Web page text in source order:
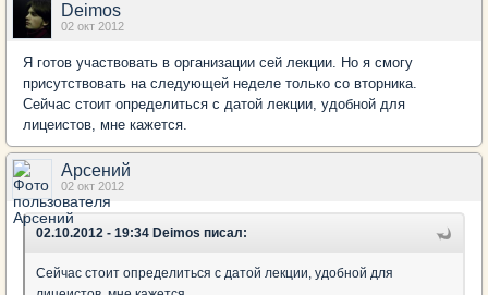
Deimos
02 окт 2012
Я готов участвовать в организации сей лекции. Но я смогу
присутствовать на следующей неделе только со вторника.
Сейчас стоит определиться с датой лекции, удобной для
лицеистов, мне кажется.
Арсений
02 окт 2012
02.10.2012 - 19:34 Deimos писал:
Сейчас стоит определиться с датой лекции, удобной для